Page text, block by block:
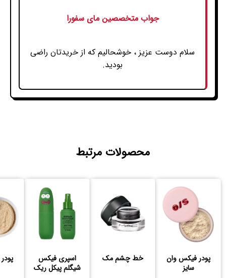
جواب متخصصین مای سفورا
سلام دوست عزیز ، خوشحالیم که از خریدتان راضی
بودید.
محصولات مرتبط
پودر فیکس وان
سایز
خط چشم مک
اسپری فیکس
شیگلم پیکل ریک